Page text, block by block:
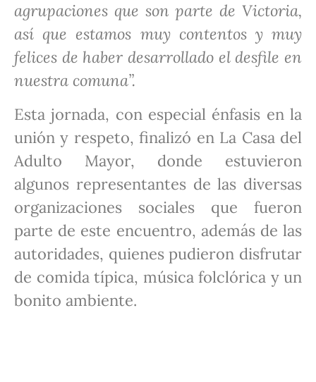
agrupaciones que son parte de Victoria,
así que estamos muy contentosy muy
felices de haber desarrollado el desfile en
nuestra comuna”.
Esta jornada, con especial énfasis en la
unión y respeto, finalizó en La Casa del
Adulto Mayor, donde estuvieron
algunos representantes de las diversas
organizaciones sociales que fueron
parte de este encuentro, además de las
autoridades, quienes pudieron disfrutar
de comida típica, música folclórica y un
bonito ambiente.